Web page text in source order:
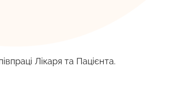
Лікаря та Пацієнта.